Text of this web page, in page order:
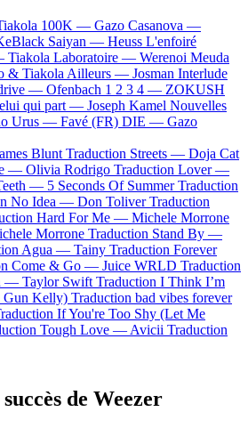
100K — Gazo Casanova —
Saiyan — Heuss L'enfoiré
Tiakola Laboratoire — Werenoi Meuda
& Tiakola Ailleurs — Josman Interlude
— Ofenbach 1 2 3 4 — ZOKUSH
qui part — Joseph Kamel Nouvelles
Urus — Favé (FR) DIE — Gazo
Blunt Traduction Streets — Doja Cat
— Olivia Rodrigo Traduction Lover —
— 5 Seconds Of Summer Traduction
No Idea — Don Toliver Traduction
Hard For Me — Michele Morrone
Morrone Traduction Stand By —
Agua — Tainy Traduction Forever
Come & Go — Juice WRLD Traduction
— Taylor Swift Traduction I Think I’m
Gun Kelly) Traduction bad vibes forever
If You're Too Shy (Let Me
Tough Love — Avicii Traduction
de Weezer